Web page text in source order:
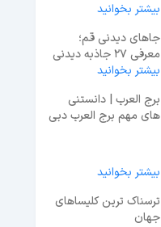
بیشتر بخوانید
جاهای دیدنی قم؛
معرفی 27 جاذبه دیدنی
+ عکس و آدرس
بیشتر بخوانید
برج العرب | دانستنی
های مهم برج العرب دبی
بیشتر بخوانید
ترسناک ترین کلیساهای
جهان